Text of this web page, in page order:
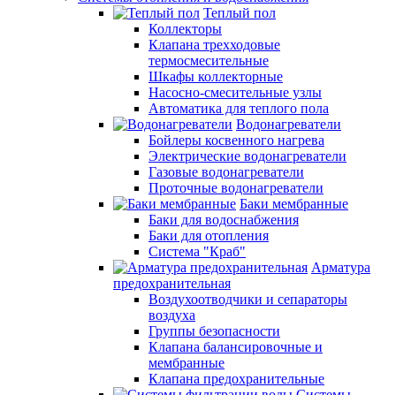
Теплый пол
Коллекторы
Клапана трехходовые
термосмесительные
Шкафы коллекторные
Насосно-смесительные узлы
Автоматика для теплого пола
Водонагреватели
Бойлеры косвенного нагрева
Электрические водонагреватели
Газовые водонагреватели
Проточные водонагреватели
Баки мембранные
Баки для водоснабжения
Баки для отопления
Система "Краб"
Арматура
предохранительная
Воздухоотводчики и сепараторы
воздуха
Группы безопасности
Клапана балансировочные и
мембранные
Клапана предохранительные